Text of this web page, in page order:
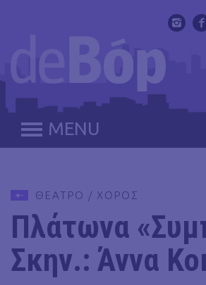
MENU
ΘΕΑΤΡΟ / ΧΟΡΟΣ
Πλάτωνα
Σκην.: Άννα